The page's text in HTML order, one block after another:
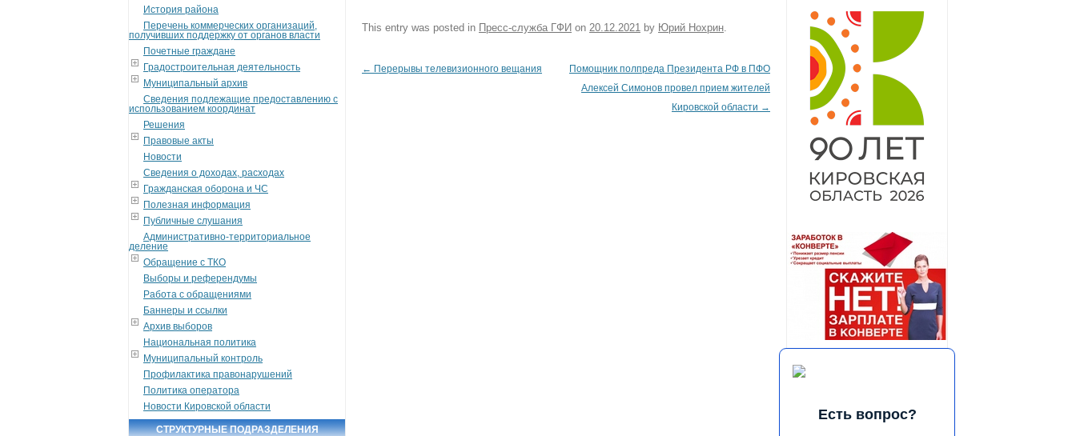
История района
Перечень коммерческих организаций,
получивших поддержку от органов власти
Почетные граждане
Градостроительная деятельность
Муниципальный архив
Сведения подлежащие предоставлению с
использованием координат
Решения
Правовые акты
Новости
Сведения о доходах, расходах
Гражданская оборона и ЧС
Полезная информация
Публичные слушания
Административно-территориальное
деление
Обращение с ТКО
Выборы и референдумы
Работа с обращениями
Баннеры и ссылки
Архив выборов
Национальная политика
Муниципальный контроль
Профилактика правонарушений
Политика оператора
Новости Кировской области
СТРУКТУРНЫЕ ПОДРАЗДЕЛЕНИЯ
This entry was posted in Пресс-служба ГФИ on 20.12.2021 by Юрий Нохрин
Post navigation
← Перерывы телевизионного вещания
Помощник полпреда Президента РФ в ПФО
Алексей Симонов провел прием жителей
Кировской области →
Есть вопрос?